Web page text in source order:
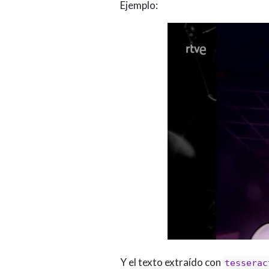
Ejemplo:
Y el texto extraído con